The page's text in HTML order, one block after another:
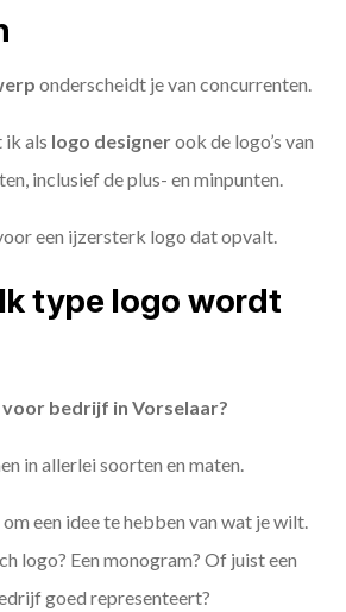
onderscheidt je van concurrenten.
ik als logo designerook de logo’s van
inclusief de plus- en minpunten.
een ijzersterk logo dat opvalt.
type logo wordt
bedrijf in Vorselaar?
in allerlei soorten en maten.
een idee te hebben van wat je wilt.
logo? Een monogram? Of juist een
goed representeert?